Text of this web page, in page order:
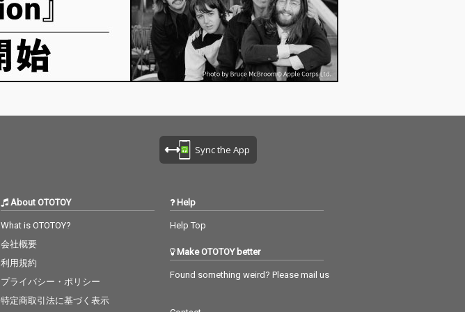
Sync the App
About OTOTOY
What is OTOTOY?
会社概要
利用規約
プライバシー・ポリシー
特定商取引法に基づく表示
Help
Help Top
Make OTOTOY better
Found something weird? Please mail us